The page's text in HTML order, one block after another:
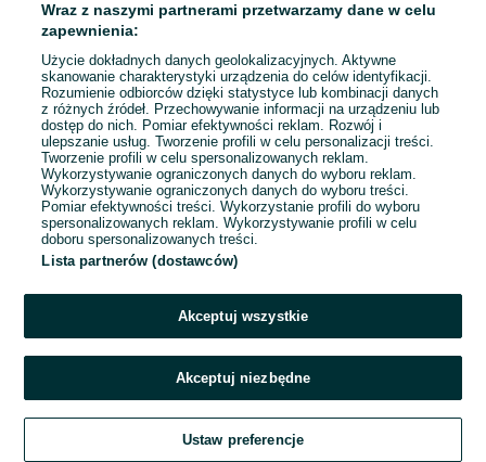
To ogłoszenie nie jest już dostępne
Przejdź na stronę główną
Wraz z naszymi partnerami przetwarzamy dane w celu
zapewnienia:
Użycie dokładnych danych geolokalizacyjnych. Aktywne
skanowanie charakterystyki urządzenia do celów identyfikacji.
Rozumienie odbiorców dzięki statystyce lub kombinacji danych
z różnych źródeł. Przechowywanie informacji na urządzeniu lub
dostęp do nich. Pomiar efektywności reklam. Rozwój i
ulepszanie usług. Tworzenie profili w celu personalizacji treści.
Tworzenie profili w celu spersonalizowanych reklam.
Wykorzystywanie ograniczonych danych do wyboru reklam.
Wykorzystywanie ograniczonych danych do wyboru treści.
Pomiar efektywności treści. Wykorzystanie profili do wyboru
spersonalizowanych reklam. Wykorzystywanie profili w celu
doboru spersonalizowanych treści.
Lista partnerów (dostawców)
Akceptuj wszystkie
Akceptuj niezbędne
Ustaw preferencje